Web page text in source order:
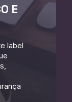
E
label